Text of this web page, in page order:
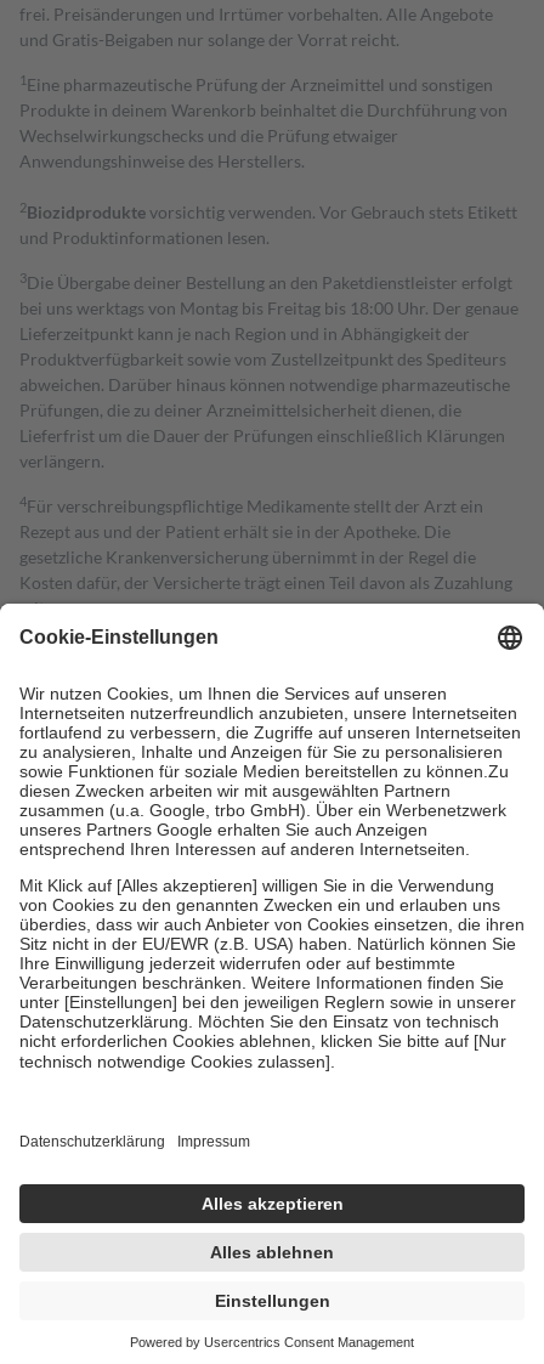
frei. Preisänderungen und Irrtümer vorbehalten. Alle Angebote
und Gratis-Beigaben nur solange der Vorrat reicht.
1 Eine pharmazeutische Prüfung der Arzneimittel und sonstigen
Produkte in deinem Warenkorb beinhaltet die Durchführung von
Wechselwirkungschecks und die Prüfung etwaiger
Anwendungshinweise des Herstellers.
2Biozidproduktevorsichtig verwenden. Vor Gebrauch stets Etikett
und Produktinformationen lesen.
3Die Übergabe deiner Bestellung an den Paketdienstleister erfolgt
bei uns werktags von Montag bis Freitag bis 18:00 Uhr. Der genaue
Lieferzeitpunkt kann je nach Region und in Abhängigkeit der
Produktverfügbarkeit sowie vom Zustellzeitpunkt des Spediteurs
abweichen. Darüber hinaus können notwendige pharmazeutische
Prüfungen, die zu deiner Arzneimittelsicherheit dienen, die
Lieferfrist um die Dauer der Prüfungen einschließlich Klärungen
verlängern.
4Für verschreibungspflichtige Medikamente stellt der Arzt ein
Rezept aus und der Patient erhält sie in der Apotheke. Die
gesetzliche Krankenversicherung übernimmt in der Regel die
Kosten dafür, der Versicherte trägt einen Teil davon als Zuzahlung
mit.
Grundsätzlich leisten Mitglieder Zuzahlungen in Höhe von zehn
höchstens zehn Euro.
Es sind jedoch nie mehr als die tatsächlichen
Kosten der Leistung zu entrichten.
Diese Regeln gelten grundsätzlich auch für Online-Apotheken.
Bei Heilmitteln und häuslicher Krankenpflege beträgt die
Zuzahlung zehn Prozent der Kosten sowie zehn Euro je
Verordnung.
Um das Engagement der Versicherten für ihre eigene Gesundheit zu
stärken und die besondere Stellung der Familie zu unterstützen,
fallenkeine Zuzahlungenan bei:
• Kindern und Jugendlichen bis zum vollendeten 18. Lebensjahr
mit Ausnahme der Fahrkosten
• Untersuchungen zur Vorsorge und Früherkennung, die von der
GKV getragen werden
• empfohlenen Schutzimpfungen
• Harn- und Blutteststreifen
getroffen, um sicherzustellen, dass es sich um echte Bewertungen
https://help.etrusted.com/hc/de/articles/4419944605341
Einige Bilder und Inhalte wurden unter Zuhilfenahme künstlicher